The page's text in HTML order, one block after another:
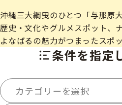
沖縄三大綱曳のひとつ「与那原
歴史・文化やグルメスポット、
よなばるの魅力がつまったスポ
条件を指定
カテゴリーを選択